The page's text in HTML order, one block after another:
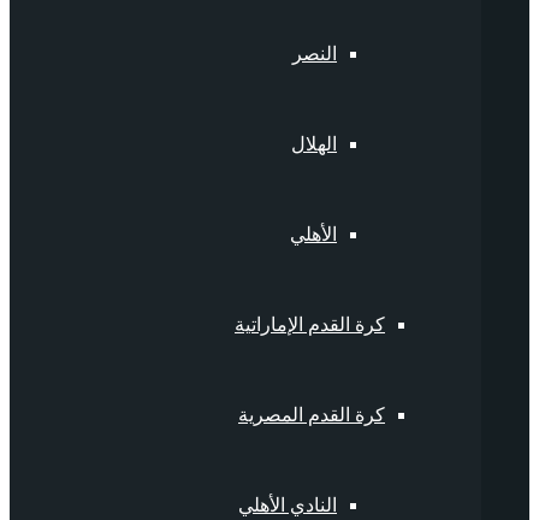
النصر
الهلال
الأهلي
كرة القدم الإماراتية
كرة القدم المصرية
النادي الأهلي